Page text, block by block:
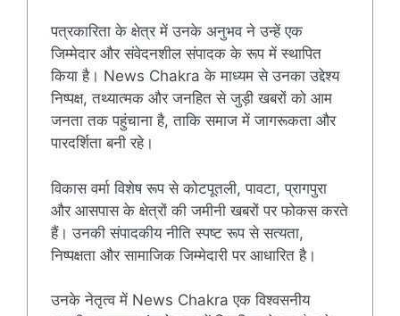
पत्रकारिता के क्षेत्र में उनके अनुभव ने उन्हें एक
जिम्मेदार और संवेदनशील संपादक के रूप में स्थापित
किया है। News Chakra के माध्यम से उनका उद्देश्य
निष्पक्ष, तथ्यात्मक और जनहित से जुड़ी खबरों को आम
जनता तक पहुंचाना है, ताकि समाज में जागरूकता और
पारदर्शिता बनी रहे।
विकास वर्मा विशेष रूप से कोटपूतली, पावटा, प्रागपुरा
और आसपास के क्षेत्रों की जमीनी खबरों पर फोकस करते
हैं। उनकी संपादकीय नीति स्पष्ट रूप से सत्यता,
निष्पक्षता और सामाजिक जिम्मेदारी पर आधारित है।
उनके नेतृत्व में News Chakra एक विश्वसनीय